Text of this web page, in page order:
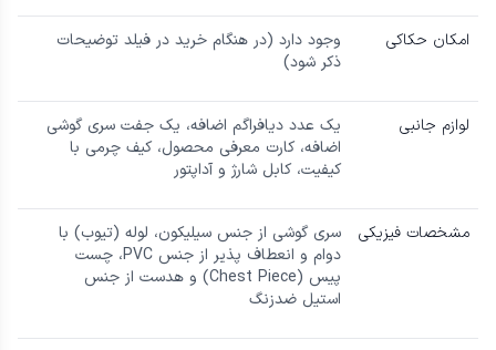
امکان حکاکی
وجود دارد (در هنگام خرید در فیلد توضیحات
ذکر شود)
لوازم جانبی
یک عدد دیافراگم اضافه، یک جفت سری گوشی
اضافه، کارت معرفی محصول، کیف چرمی با
کیفیت، کابل شارژ و آداپتور
مشخصات فیزیکی
سری گوشی از جنس سیلیکون، لوله (تیوب) با
دوام و انعطاف پذیر از جنس PVC، چست
پیس (Chest Piece) و هدست از جنس
استیل ضدزنگ